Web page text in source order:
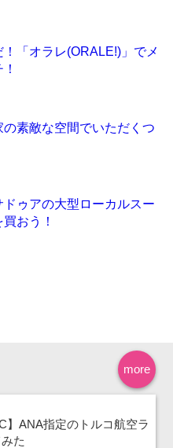
「オラレ(ORALE!)」でメ
の素敵な空間でいただくつ
ドゥアの大型ローカルスー
おう！
more
】ANA指定のトルコ航空ラ
た